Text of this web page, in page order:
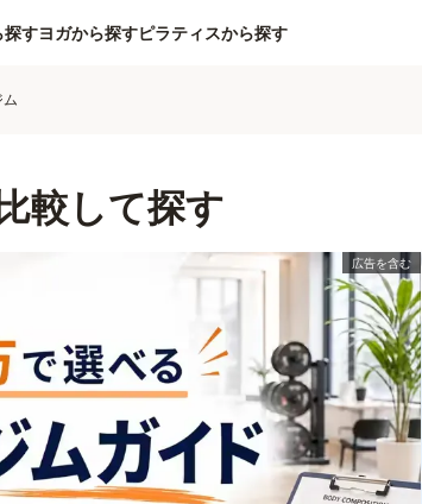
探すヨガから探すピラティスから探す
較して探す